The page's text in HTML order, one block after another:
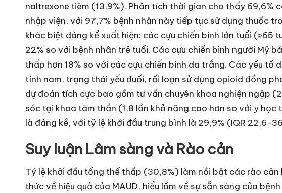
naltrexone tiêm (13,9%). Phân tích thời gian cho thấy 69,6%
nhập viện, với 97,7% bệnh nhân này tiếp tục sử dụng thuốc
khác biệt đáng kể xuất hiện: các cựu chiến binh lớn tuổi (≥65
22% so với bệnh nhân trẻ tuổi. Các cựu chiến binh người Mỹ
thấp hơn 18% so với các cựu chiến binh da trắng. Các yếu tố
tính nam, trạng thái yếu đuối, rối loạn sử dụng opioid đồng
dự đoán tích cực bao gồm tư vấn chuyên khoa nghiện ngập
sóc tại khoa tâm thần (1,8 lần khả năng cao hơn so với y học
là đáng kể, với tỷ lệ khởi đầu trung bình là 29,9% (IQR 22,6-
Suy luận Lâm sàng và Rào cản
Tỷ lệ khởi đầu tổng thể thấp (30,8%) làm nổi bật các rào
thức về hiệu quả của MAUD, hiểu lầm về sự sẵn sàng của